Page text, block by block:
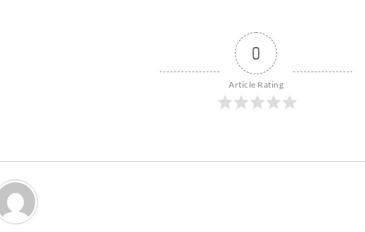
0
Article Rating